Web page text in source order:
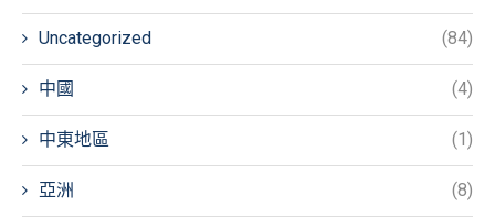
Uncategorized (84)
中國 (4)
中東地區 (1)
亞洲 (8)